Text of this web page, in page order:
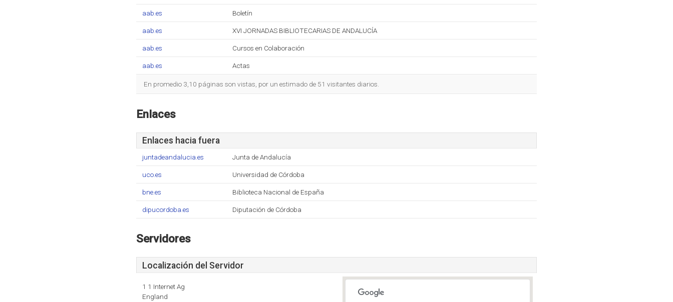
aab.es Boletín
aab.es XVI JORNADAS BIBLIOTECARIAS DE ANDALUCÍA
aab.es Cursos en Colaboración
aab.es Actas
En promedio 3,10 páginas son vistas, por un estimado de 51 visitantes diarios.
Enlaces
Enlaces hacia fuera
juntadeandalucia.es Junta de Andalucía
uco.es Universidad de Córdoba
bne.es Biblioteca Nacional de España
dipucordoba.es Diputación de Córdoba
Servidores
Localización del Servidor
1 1 Internet Ag
England